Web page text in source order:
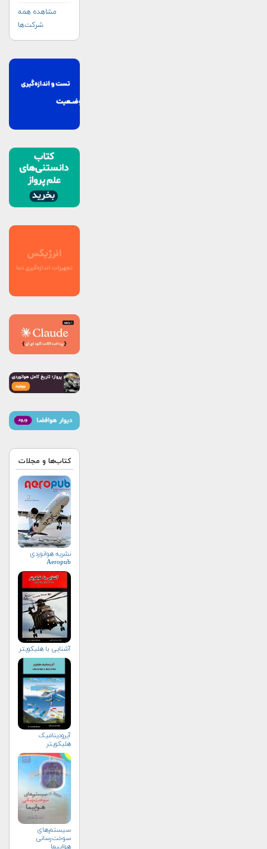
مشاهده همه
شرکت‌ها
کتاب‌ها و مجلات
نشریه هوانوردی
Aeropub
آشنایی با هلیكوپتر
آیرودینامیک
هلیکوپتر
سیستم‌های
سوخت‌رسانی
هواپیما